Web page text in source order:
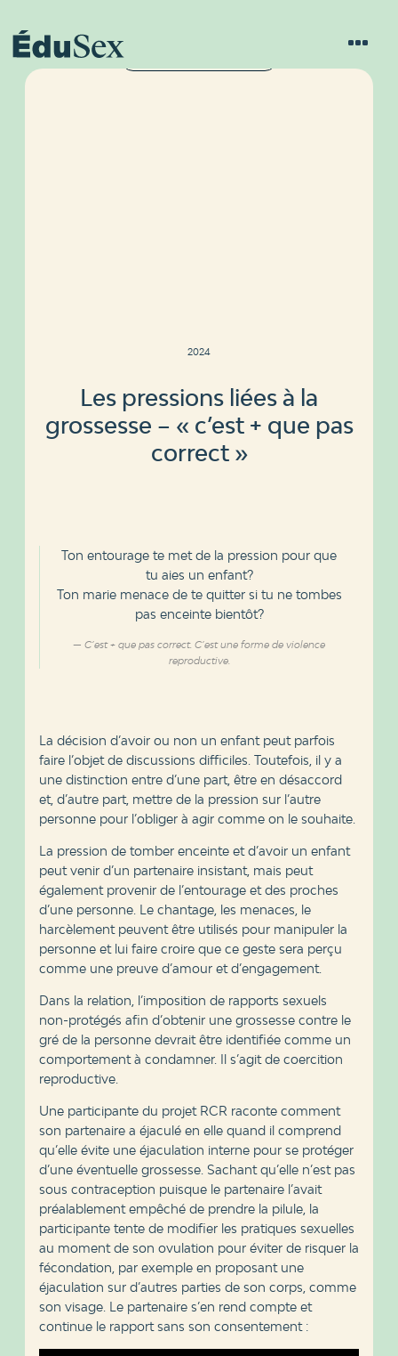
2024
Les pressions liées à la
grossesse – « c’est + que pas
correct »
Ton entourage te met de la pression pour que
tu aies un enfant?
Ton marie menace de te quitter si tu ne tombes
pas enceinte bientôt?
C’est + que pas correct. C’est une forme de violence
reproductive.
La décision d’avoir ou non un enfant peut parfois
faire l’objet de discussions difficiles. Toutefois, il y a
une distinction entre d’une part, être en désaccord
et, d’autre part, mettre de la pression sur l’autre
personne pour l’obliger à agir comme on le souhaite.
La pression de tomber enceinte et d’avoir un enfant
peut venir d’un partenaire insistant, mais peut
également provenir de l’entourage et des proches
d’une personne. Le chantage, les menaces, le
harcèlement peuvent être utilisés pour manipuler la
personne et lui faire croire que ce geste sera perçu
comme une preuve d’amour et d’engagement.
Dans la relation, l’imposition de rapports sexuels
non-protégés afin d’obtenir une grossesse contre le
gré de la personne devrait être identifiée comme un
comportement à condamner. Il s’agit de coercition
reproductive.
Une participante du projet RCR raconte comment
son partenaire a éjaculé en elle quand il comprend
qu’elle évite une éjaculation interne pour se protéger
d’une éventuelle grossesse. Sachant qu’elle n’est pas
sous contraception puisque le partenaire l’avait
préalablement empêché de prendre la pilule, la
participante tente de modifier les pratiques sexuelles
au moment de son ovulation pour éviter de risquer la
fécondation, par exemple en proposant une
éjaculation sur d’autres parties de son corps, comme
son visage. Le partenaire s’en rend compte et
continue le rapport sans son consentement :